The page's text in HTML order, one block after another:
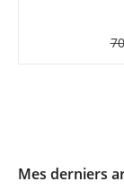
Mes derniers